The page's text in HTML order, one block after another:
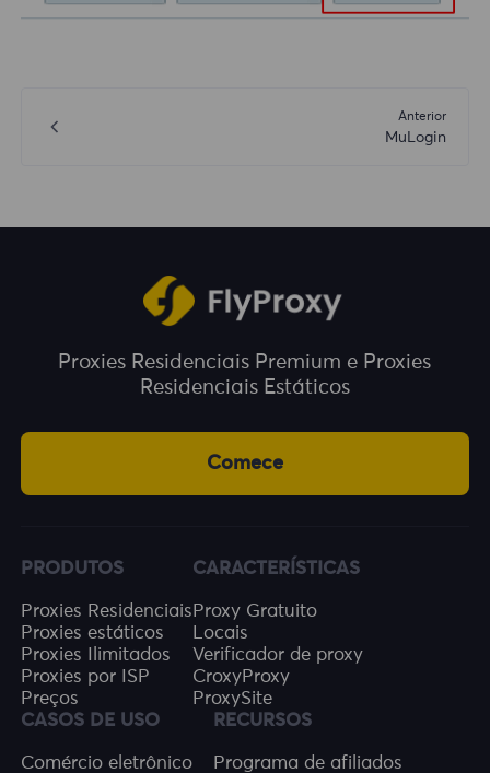
Anterior
MuLogin
Proxies Residenciais Premium e Proxies
Residenciais Estáticos
Comece
PRODUTOS
Proxies Residenciais
Proxies estáticos
Proxies Ilimitados
Proxies por ISP
Preços
CARACTERÍSTICAS
Proxy Gratuito
Locais
Verificador de proxy
CroxyProxy
ProxySite
CASOS DE USO
Comércio eletrônico
RECURSOS
Programa de afiliados